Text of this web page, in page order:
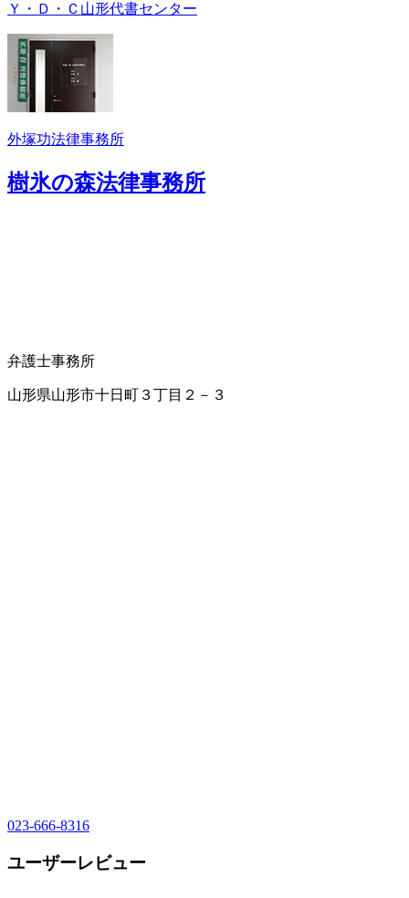
Ｙ・Ｄ・Ｃ山形代書センター
外塚功法律事務所
樹氷の森法律事務所
弁護士事務所
山形県山形市十日町３丁目２－３
023-666-8316
ユーザーレビュー